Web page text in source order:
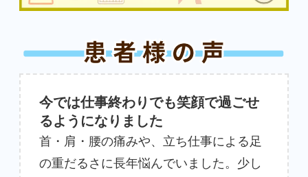
今では仕事終わりでも笑顔で過ごせ
るようになりました
首・肩・腰の痛みや、立ち仕事による足
の重だるさに長年悩んでいました。少し